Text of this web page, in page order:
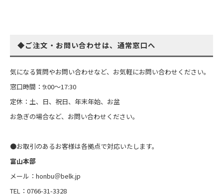
◆ご注文・お問い合わせは、通常窓口へ
気になる質問やお問い合わせなど、お気軽にお問い合わせください。
窓口時間：9:00～17:30
定休：土、日、祝日、年末年始、お盆
お急ぎの場合など、お問い合わせください。
●お取引のあるお客様は各拠点で対応いたします。
富山本部
メール：honbu＠belk.jp
TEL：0766-31-3328